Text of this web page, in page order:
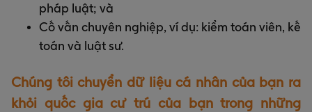
pháp luật; và
Cố vấn chuyên nghiệp, ví dụ: kiểm toán viên, kế
toán và luật sư.
Chúng tôi chuyển dữ liệu cá nhân của bạn ra
khỏi quốc gia cư trú của bạn trong những